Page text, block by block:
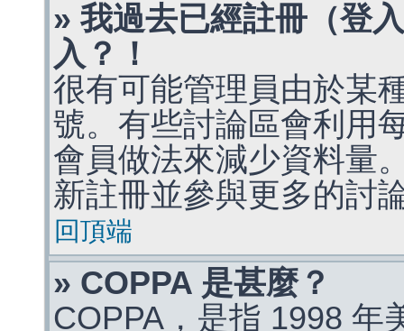
» 我過去已經註冊（登
入？！
很有可能管理員由於某
號。有些討論區會利用
會員做法來減少資料量
新註冊並參與更多的討
回頂端
» COPPA 是甚麼？
COPPA，是指 1998 年